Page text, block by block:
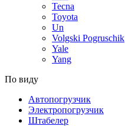
Tecna
Toyota
Un
Volgski Pogruschik
Yale
Yang
По виду
Автопогрузчик
Электропогрузчик
Штабелер